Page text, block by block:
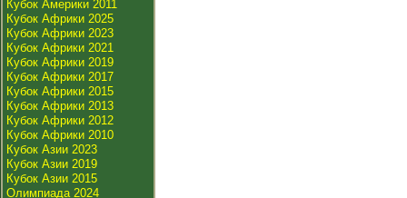
Кубок Америки 2011
Кубок Африки 2025
Кубок Африки 2023
Кубок Африки 2021
Кубок Африки 2019
Кубок Африки 2017
Кубок Африки 2015
Кубок Африки 2013
Кубок Африки 2012
Кубок Африки 2010
Кубок Азии 2023
Кубок Азии 2019
Кубок Азии 2015
Олимпиада 2024